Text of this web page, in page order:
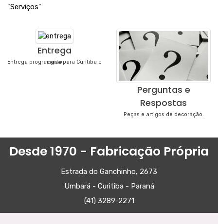
"Serviços"
Entrega
Entrega programada para Curitiba e região.
Perguntas e
Respostas
Peças e artigos de decoração.
Desde 1970 - Fabricação Própria
Estrada do Ganchinho, 2673
Umbará - Curitiba - Paraná
(41) 3289-2271